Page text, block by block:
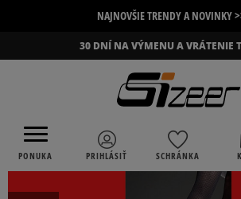
NAJNOVŠIE TRENDY A NOVINKY
30 DNÍ NA VÝMENU A VRÁTENIE
PONUKA PRIHLÁSIŤ SCHRÁNKA